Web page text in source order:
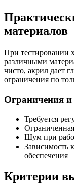
материалов
При тестировании
различными
чисто, акрил дает
ограничения по
Ограничения
Требуется
Шум при
Зависимость
обеспечения
Критерии